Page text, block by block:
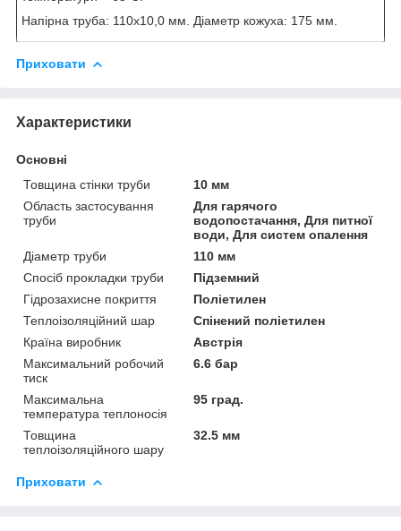
Напірна труба: 110х10,0 мм. Діаметр кожуха: 175 мм.
Приховати
Характеристики
Основні
Товщина стінки труби
10 мм
Область застосування
труби
Для гарячого
водопостачання, Для питної
води, Для систем опалення
Діаметр труби
110 мм
Спосіб прокладки труби
Підземний
Гідрозахисне покриття
Поліетилен
Теплоізоляційний шар
Спінений поліетилен
Країна виробник
Австрія
Максимальний робочий
тиск
6.6 бар
Максимальна
температура теплоносія
95 град.
Товщина
теплоізоляційного шару
32.5 мм
Приховати